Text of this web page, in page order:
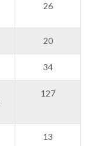
26
20
34
127
13